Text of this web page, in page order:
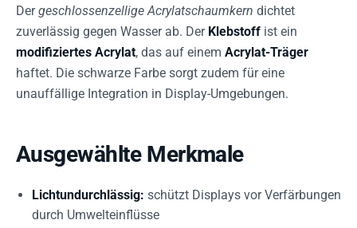
Dergeschlossenzellige Acrylatschaumkern dichtet
zuverlässig gegen Wasser ab. Der Klebstoff ist ein
modifiziertes Acrylat, das auf einem Acrylat-Träger
haftet. Die schwarze Farbe sorgt zudem für eine
unauffällige Integration in Display-Umgebungen.
Ausgewählte Merkmale
Lichtundurchlässig: schützt Displays vor Verfärbungen
durch Umwelteinflüsse